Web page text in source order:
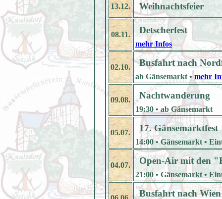
13.12. Weihnachtsfeier
08.11. Detscherfest
mehr Infos
02.10. Busfahrt nach
ab Gänsemarkt •mehr
09.08. Nachtwanderung
19:30 • ab Gänsemarkt
05.07. 17. Gänsemarktfest
14:00 • Gänsemarkt •
04.07. Open-Air mit den
21:00 • Gänsemarkt •
Busfahrt nach Wien